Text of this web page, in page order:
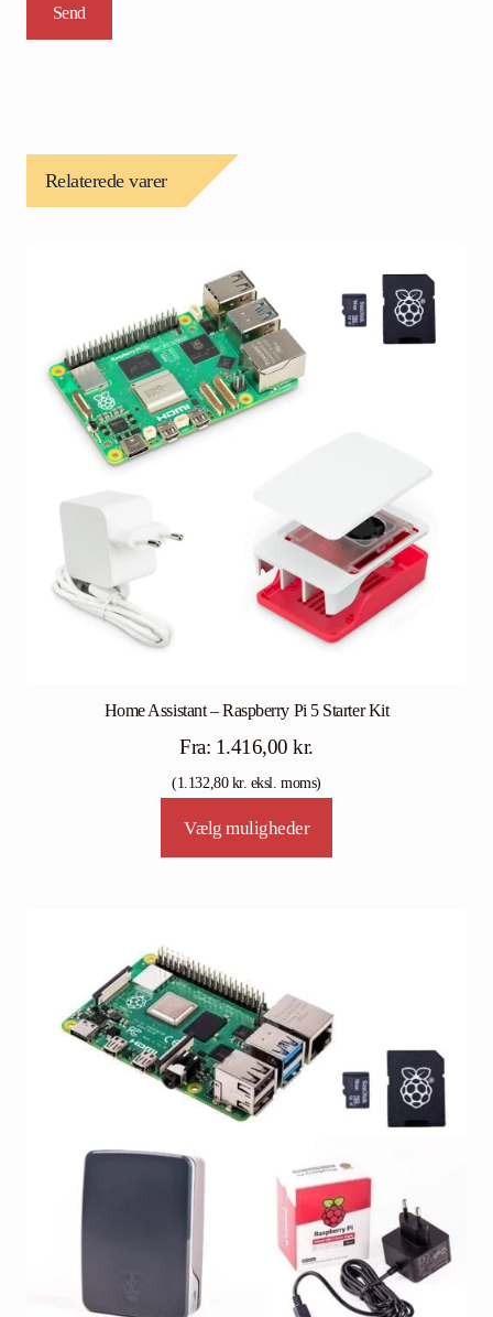
Relaterede varer
Home Assistant – Raspberry Pi 5 Starter Kit
Fra: 1.416,00kr.
(1.132,80kr. eksl. moms)
Vælg muligheder